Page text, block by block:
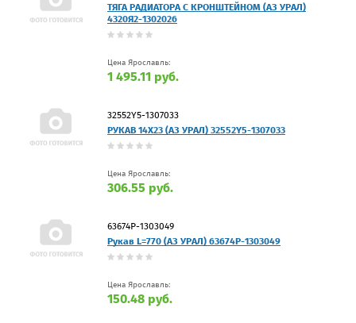
ТЯГА РАДИАТОРА С КРОНШТЕЙНОМ (АЗ УРАЛ)
4320Я2-1302026
Цена Ярославль:
1 495.11 руб.
32552Y5-1307033
РУКАВ 14Х23 (АЗ УРАЛ) 32552Y5-1307033
Цена Ярославль:
306.55 руб.
63674Р-1303049
Рукав L=770 (АЗ УРАЛ) 63674Р-1303049
Цена Ярославль:
150.48 руб.